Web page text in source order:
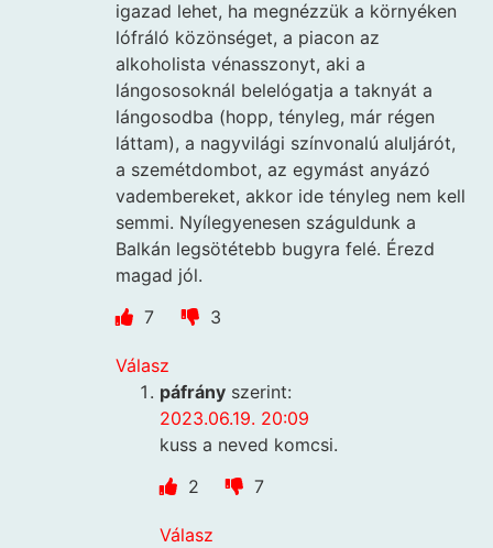
igazad lehet, ha megnézzük a környéken
lófráló közönséget, a piacon az
alkoholista vénasszonyt, aki a
lángososoknál belelógatja a taknyát a
lángosodba (hopp, tényleg, már régen
láttam), a nagyvilági színvonalú aluljárót,
a szemétdombot, az egymást anyázó
vadembereket, akkor ide tényleg nem kell
semmi. Nyílegyenesen száguldunk a
Balkán legsötétebb bugyra felé. Érezd
magad jól.
7
3
Válasz
páfrány szerint:
2023.06.19. 20:09
kuss a neved komcsi.
2
7
Válasz